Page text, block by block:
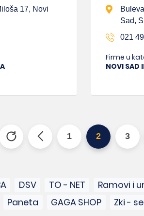
17, Novi
Sad,
021
Firme u
NOVI SAD
1 2 3
DSV TO - NET
Ramovi i
Paneta
GAGA SHOP Zki -